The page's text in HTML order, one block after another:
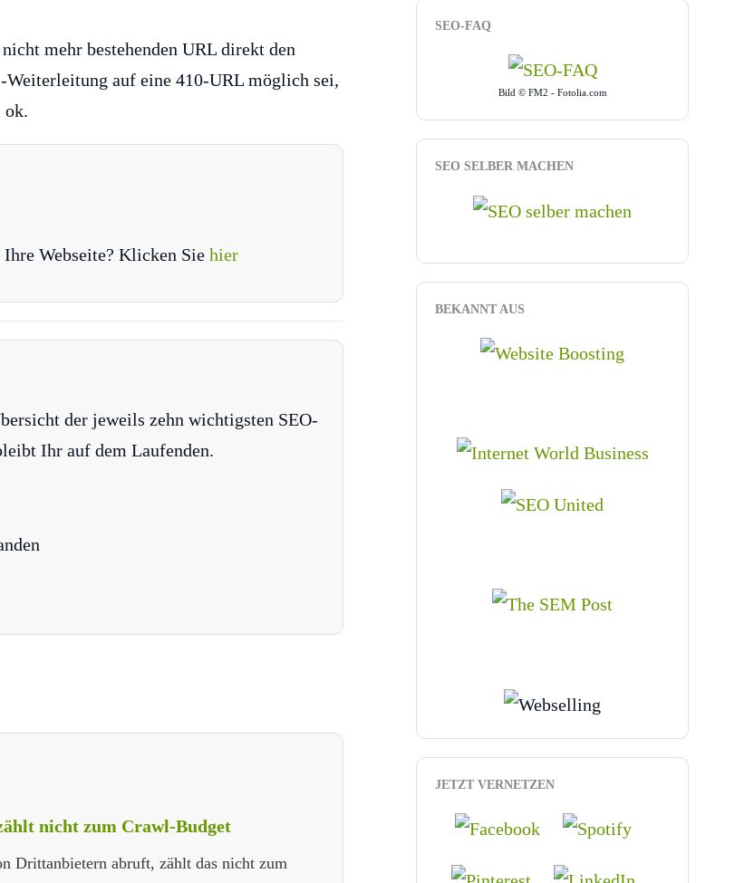
mehr bestehenden URL direkt den
Weiterleitung auf eine 410-URL möglich sei,
ok.
Webseite? Klicken Sie hier
der jeweils zehn wichtigsten SEO-
Ihr auf dem Laufenden.
nicht zum Crawl-Budget
Drittanbietern abruft, zählt das nicht zum
SEO-FAQ
Bild © FM2 - Fotolia.com
SEO SELBER MACHEN
BEKANNT AUS
JETZT VERNETZEN